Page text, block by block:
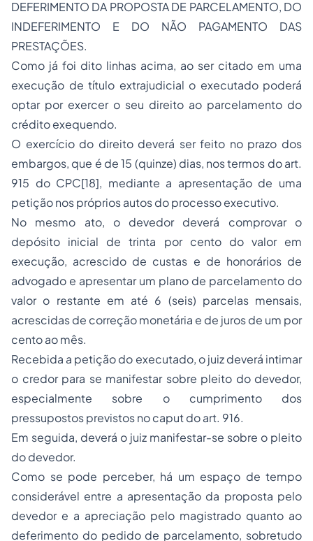
DEFERIMENTO DA PROPOSTA DE PARCELAMENTO, DO
INDEFERIMENTO E DO NÃO PAGAMENTO DAS
PRESTAÇÕES.
Como já foi dito linhas acima, ao ser citado em uma
execução de título extrajudicial o executado poderá
optar por exercer o seu direito ao parcelamento do
crédito exequendo.
O exercício do direito deverá ser feito no prazo dos
embargos, que é de 15 (quinze) dias, nos termos do art.
915 do CPC[18], mediante a apresentação de uma
petição nos próprios autos do processo executivo.
No mesmo ato, o devedor deverá comprovar o
depósito inicial de trinta por cento do valor em
execução, acrescido de custas e de honorários de
advogado e apresentar um plano de parcelamento do
valor o restante em até 6 (seis) parcelas mensais,
acrescidas de correção monetária e de juros de um por
cento ao mês.
Recebida a petição do executado, o juiz deverá intimar
o credor para se manifestar sobre pleito do devedor,
especialmente sobre o cumprimento dos
pressupostos previstos no caput do art. 916.
Em seguida, deverá o juiz manifestar-se sobre o pleito
do devedor.
Como se pode perceber, há um espaço de tempo
considerável entre a apresentação da proposta pelo
devedor e a apreciação pelo magistrado quanto ao
deferimento do pedido de parcelamento, sobretudo